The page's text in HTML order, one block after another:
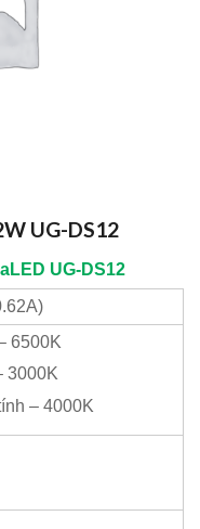
UG-DS12
UG-DS12
6500K
3000K
– 4000K